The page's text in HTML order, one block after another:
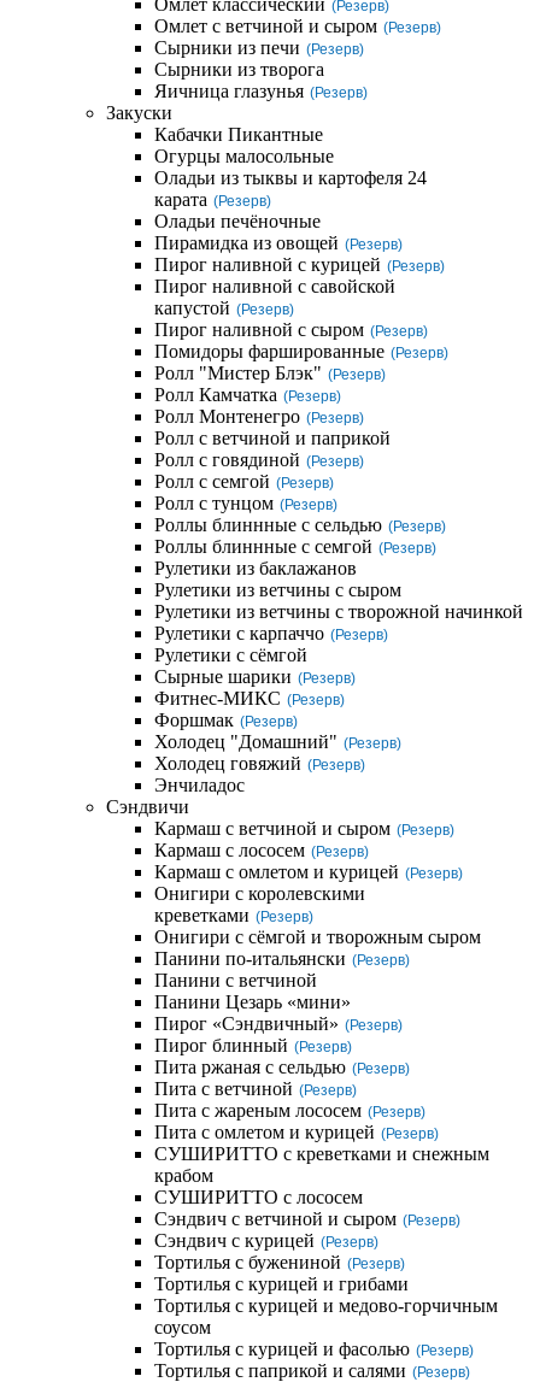
Омлет классический (Резерв)
Омлет с ветчиной и сыром (Резерв)
Сырники из печи (Резерв)
Сырники из творога
Яичница глазунья (Резерв)
Закуски
Кабачки Пикантные
Огурцы малосольные
Оладьи из тыквы и картофеля 24
карата (Резерв)
Оладьи печёночные
Пирамидка из овощей (Резерв)
Пирог наливной с курицей (Резерв)
Пирог наливной с савойской
капустой (Резерв)
Пирог наливной с сыром (Резерв)
Помидоры фаршированные (Резерв)
Ролл "Мистер Блэк" (Резерв)
Ролл Камчатка (Резерв)
Ролл Монтенегро (Резерв)
Ролл с ветчиной и паприкой
Ролл с говядиной (Резерв)
Ролл с семгой (Резерв)
Ролл с тунцом (Резерв)
Роллы блиннные с сельдью (Резерв)
Роллы блиннные с семгой (Резерв)
Рулетики из баклажанов
Рулетики из ветчины с сыром
Рулетики из ветчины с творожной начинкой
Рулетики с карпаччо (Резерв)
Рулетики с сёмгой
Сырные шарики (Резерв)
Фитнес-МИКС (Резерв)
Форшмак (Резерв)
Холодец "Домашний" (Резерв)
Холодец говяжий (Резерв)
Энчиладос
Сэндвичи
Кармаш с ветчиной и сыром (Резерв)
Кармаш с лососем (Резерв)
Кармаш с омлетом и курицей (Резерв)
Онигири с королевскими
креветками (Резерв)
Онигири с сёмгой и творожным сыром
Панини по-итальянски (Резерв)
Панини с ветчиной
Панини Цезарь «мини»
Пирог «Сэндвичный» (Резерв)
Пирог блинный (Резерв)
Пита ржаная с сельдью (Резерв)
Пита с ветчиной (Резерв)
Пита с жареным лососем (Резерв)
Пита с омлетом и курицей (Резерв)
СУШИРИТТО с креветками и снежным
крабом
СУШИРИТТО с лососем
Сэндвич с ветчиной и сыром (Резерв)
Сэндвич с курицей (Резерв)
Тортилья с бужениной (Резерв)
Тортилья с курицей и грибами
Тортилья с курицей и медово-горчичным
соусом
Тортилья с курицей и фасолью (Резерв)
Тортилья с паприкой и салями (Резерв)